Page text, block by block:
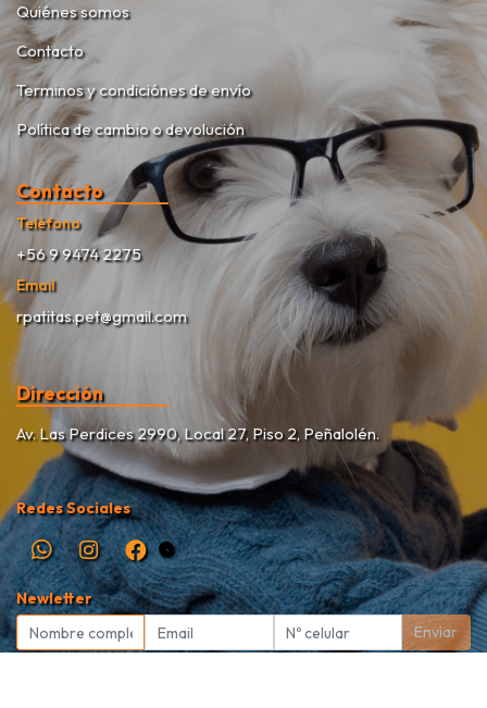
Quiénes somos
Contacto
Terminos y condiciónes de envío
Política de cambio o devolución
Contacto
Teléfono
+56 9 9474 2275
Email
rpatitas.pet@gmail.com
Dirección
Av. Las Perdices 2990, Local 27, Piso 2, Peñalolén.
Redes Sociales
Newletter
Enviar